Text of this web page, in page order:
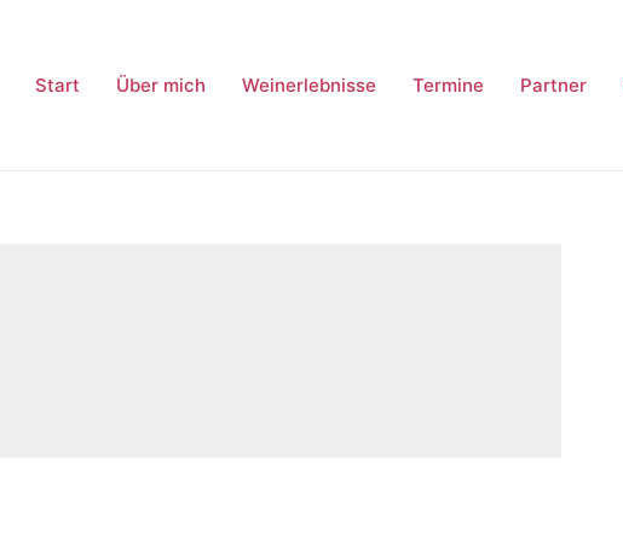
Start Über mich Weinerlebnisse Termine Partner